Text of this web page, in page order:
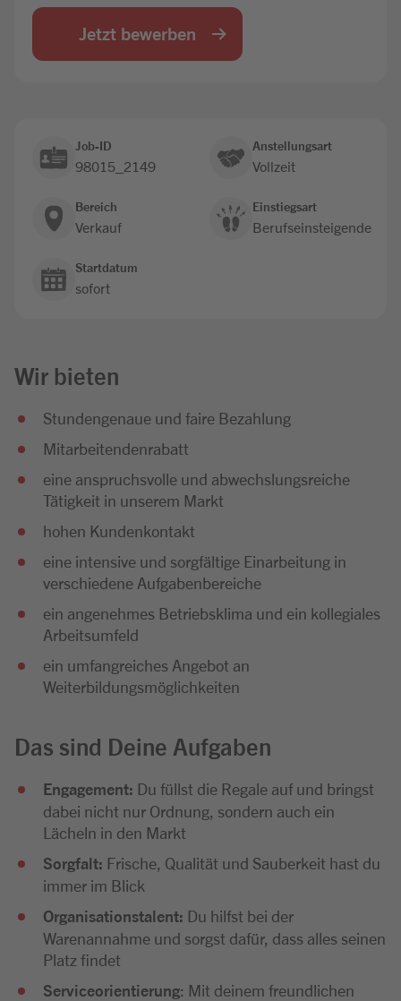
Jetzt bewerben
Job-ID
98015_2149
Anstellungsart
Vollzeit
Bereich
Verkauf
Einstiegsart
Berufseinsteigende
Startdatum
sofort
Wir bieten
Stundengenaue und faire Bezahlung
Mitarbeitendenrabatt
eine anspruchsvolle und abwechslungsreiche
Tätigkeit in unserem Markt
hohen Kundenkontakt
eine intensive und sorgfältige Einarbeitung in
verschiedene Aufgabenbereiche
ein angenehmes Betriebsklima und ein kollegiales
Arbeitsumfeld
ein umfangreiches Angebot an
Weiterbildungsmöglichkeiten
Das sind Deine Aufgaben
Engagement: Du füllst die Regale auf und bringst
dabei nicht nur Ordnung, sondern auch ein
Lächeln in den Markt
Sorgfalt: Frische, Qualität und Sauberkeit hast du
immer im Blick
Organisationstalent: Du hilfst bei der
Warenannahme und sorgst dafür, dass alles seinen
Platz findet
Serviceorientierung: Mit deinem freundlichen